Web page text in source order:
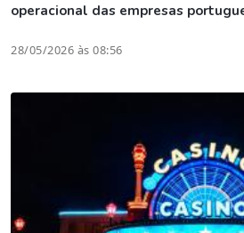
operacional das empresas
28/05/2026 às 08:56